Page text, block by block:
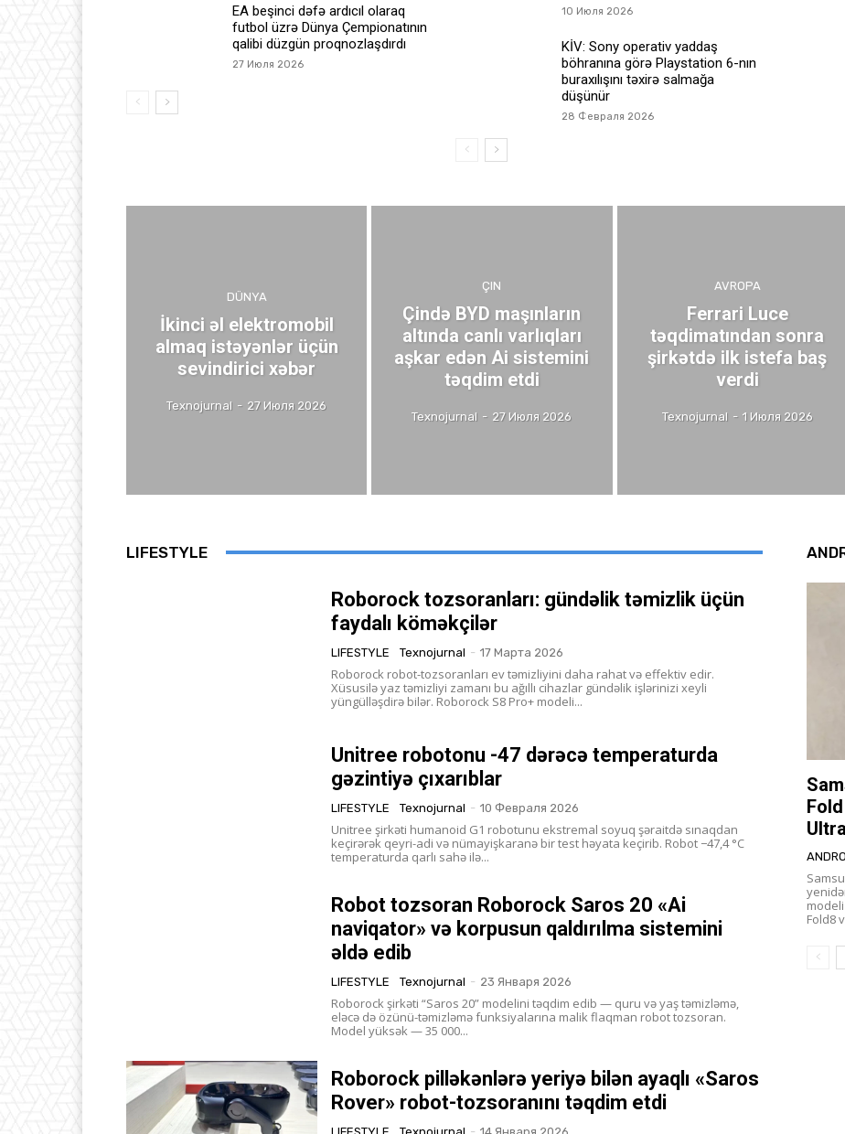
EA beşinci dəfə ardıcıl olaraq
futbol üzrə Dünya Çempionatının
qalibi düzgün proqnozlaşdırdı
27 Июля 2026
10 Июля 2026
KİV: Sony operativ yaddaş
böhranına görə Playstation 6-nın
buraxılışını təxirə salmağa
düşünür
28 Февраля 2026
DÜNYA
İkinci əl elektromobil
almaq istəyənlər üçün
sevindirici xəbər
Texnojurnal - 27 Июля 2026
ÇIN
Çində BYD maşınların
altında canlı varlıqları
aşkar edən Ai sistemini
təqdim etdi
Texnojurnal - 27 Июля 2026
AVROPA
Ferrari Luce
təqdimatından sonra
şirkətdə ilk istefa baş
verdi
Texnojurnal - 1 Июля 2026
LIFESTYLE
Roborock tozsoranları: gündəlik təmizlik üçün
faydalı köməkçilər
LIFESTYLE Texnojurnal - 17 Марта 2026
Roborock robot-tozsoranları ev təmizliyini daha rahat və effektiv edir.
Xüsusilə yaz təmizliyi zamanı bu ağıllı cihazlar gündəlik işlərinizi xeyli
yüngülləşdirə bilər. Roborock S8 Pro+ modeli...
Unitree robotonu -47 dərəcə temperaturda
gəzintiyə çıxarıblar
LIFESTYLE Texnojurnal - 10 Февраля 2026
Unitree şirkəti humanoid G1 robotunu ekstremal soyuq şəraitdə sınaqdan
keçirərək qeyri-adi və nümayişkaranə bir test həyata keçirib. Robot −47,4 °C
temperaturda qarlı sahə ilə...
Robot tozsoran Roborock Saros 20 «Ai
naviqator» və korpusun qaldırılma sistemini
əldə edib
LIFESTYLE Texnojurnal - 23 Января 2026
Roborock şirkəti “Saros 20” modelini təqdim edib — quru və yaş təmizləmə,
eləcə də özünü-təmizləmə funksiyalarına malik flaqman robot tozsoran.
Model yüksək — 35 000...
Roborock pilləkənlərə yeriyə bilən ayaqlı «Saros
Rover» robot-tozsoranını təqdim etdi
Fold8